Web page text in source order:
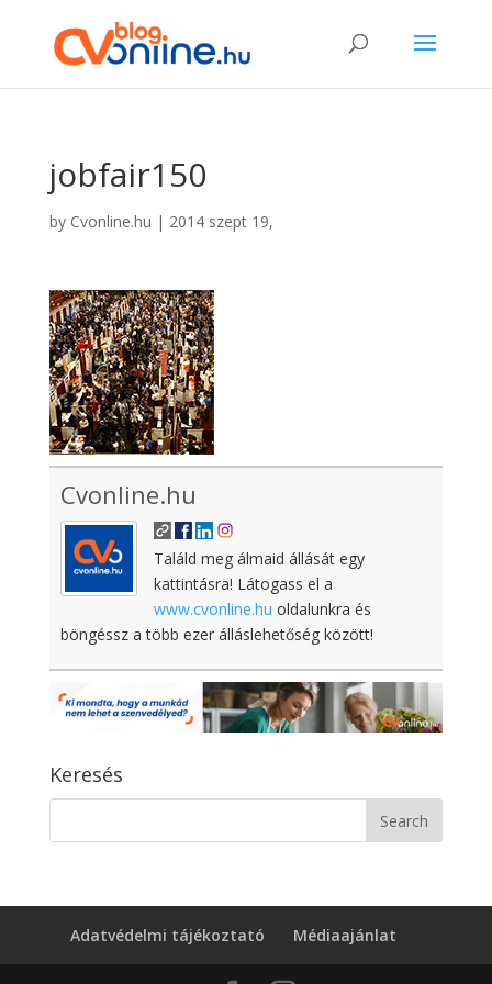
jobfair150
by Cvonline.hu | 2014 szept 19,
Cvonline.hu
Találd meg álmaid állását egy
kattintásra! Látogass el a
www.cvonline.hu oldalunkra és
böngéssz a több ezer álláslehetőség között!
Keresés
Adatvédelmi tájékoztató Médiaajánlat